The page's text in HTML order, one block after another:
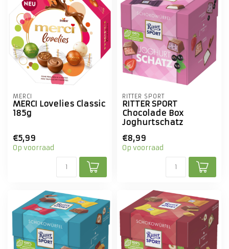
MERCI
MERCI Lovelies Classic
185g
€5,99
Op voorraad
RITTER SPORT
RITTER SPORT
Chocolade Box
Joghurtschatz
€8,99
Op voorraad